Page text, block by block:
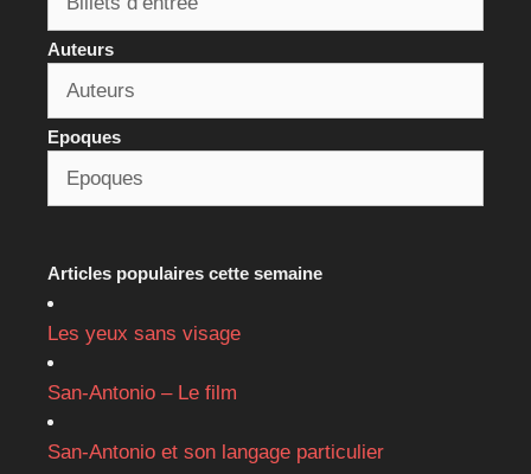
Auteurs
Epoques
Articles populaires cette semaine
Les yeux sans visage
San-Antonio – Le film
San-Antonio et son langage particulier